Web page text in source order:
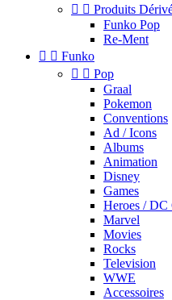
  Produits
Funko Pop
Re-Ment
  Funko
  Pop
Graal
Pokemon
Conventions
Ad / Icons
Albums
Animation
Disney
Games
Heroes / DC
Marvel
Movies
Rocks
Television
WWE
Accessoires